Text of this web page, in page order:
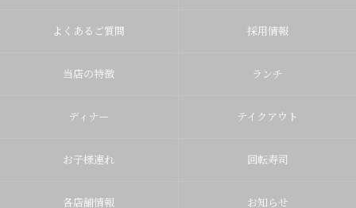
よくあるご質問 採用情報
当店の特徴 ランチ
ディナー テイクアウト
お子様連れ 回転寿司
各店舗情報 お知らせ